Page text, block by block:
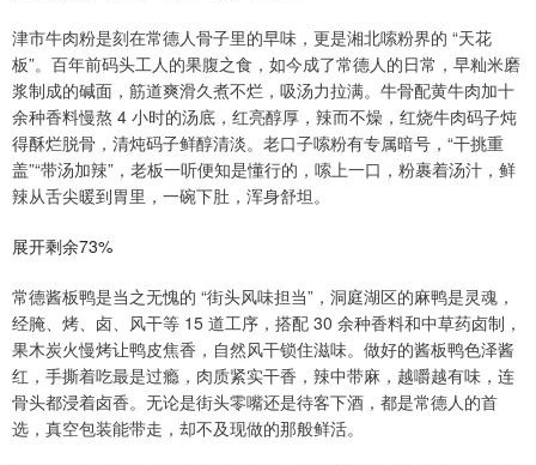
津市牛肉粉是刻在常德人骨子里的早味，更是湘北嗦粉界的 “天花
板”。百年前码头工人的果腹之食，如今成了常德人的日常，早籼米磨
浆制成的碱面，筋道爽滑久煮不烂，吸汤力拉满。牛骨配黄牛肉加十
余种香料慢熬 4 小时的汤底，红亮醇厚，辣而不燥，红烧牛肉码子炖
得酥烂脱骨，清炖码子鲜醇清淡。老口子嗦粉有专属暗号，“干挑重
盖”“带汤加辣”，老板一听便知是懂行的，嗦上一口，粉裹着汤汁，鲜
辣从舌尖暖到胃里，一碗下肚，浑身舒坦。
展开剩余73%
常德酱板鸭是当之无愧的 “街头风味担当”，洞庭湖区的麻鸭是灵魂，
经腌、烤、卤、风干等 15 道工序，搭配 30 余种香料和中草药卤制，
果木炭火慢烤让鸭皮焦香，自然风干锁住滋味。做好的酱板鸭色泽酱
红，手撕着吃最是过瘾，肉质紧实干香，辣中带麻，越嚼越有味，连
骨头都浸着卤香。无论是街头零嘴还是待客下酒，都是常德人的首
选，真空包装能带走，却不及现做的那般鲜活。